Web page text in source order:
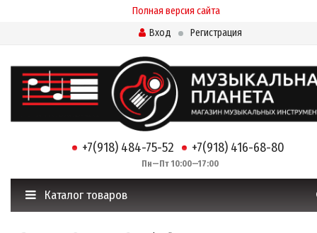
Полная версия сайта
Вход
Регистрация
+7(918) 484-75-52 +7(918) 416-68-80
Пн—Пт 10:00—17:00
Каталог товаров